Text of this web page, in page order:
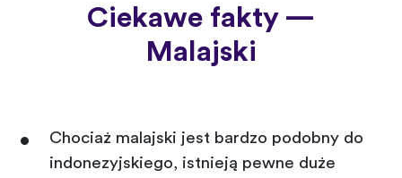
Ciekawe fakty —
Malajski
Chociaż malajski jest bardzo podobny do
indonezyjskiego, istnieją pewne duże